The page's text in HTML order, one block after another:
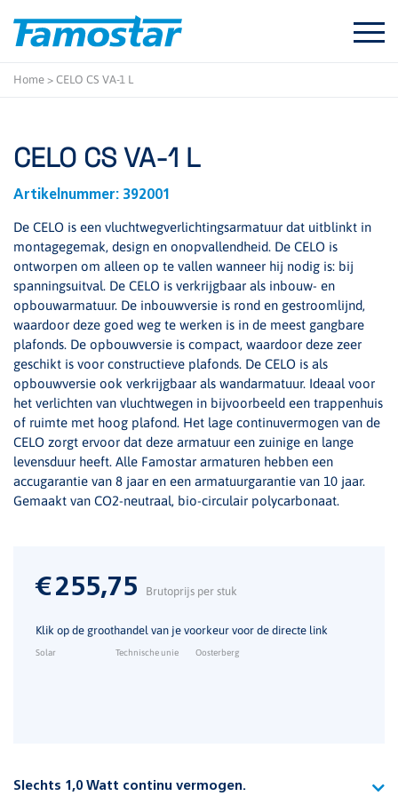
content
Home > CELO CS VA-1 L
CELO CS VA-1 L
Artikelnummer: 392001
De CELO is een vluchtwegverlichtingsarmatuur dat uitblinkt in
montagegemak, design en onopvallendheid. De CELO is
ontworpen om alleen op te vallen wanneer hij nodig is: bij
spanningsuitval. De CELO is verkrijgbaar als inbouw- en
opbouwarmatuur. De inbouwversie is rond en gestroomlijnd,
waardoor deze goed weg te werken is in de meest gangbare
plafonds. De opbouwversie is compact, waardoor deze zeer
geschikt is voor constructieve plafonds. De CELO is als
opbouwversie ook verkrijgbaar als wandarmatuur. Ideaal voor
het verlichten van vluchtwegen in bijvoorbeeld een trappenhuis
of ruimte met hoog plafond. Het lage continuvermogen van de
CELO zorgt ervoor dat deze armatuur een zuinige en lange
levensduur heeft. Alle Famostar armaturen hebben een
accugarantie van 8 jaar en een armatuurgarantie van 10 jaar.
Gemaakt van CO2-neutraal, bio-circulair polycarbonaat.
€255,75 Brutoprijs per stuk
Klik op de groothandel van je voorkeur voor de directe link
Solar Technische unie Oosterberg
Slechts 1,0 Watt continu vermogen.